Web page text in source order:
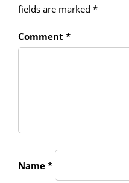
fields are marked *
Comment *
Name *